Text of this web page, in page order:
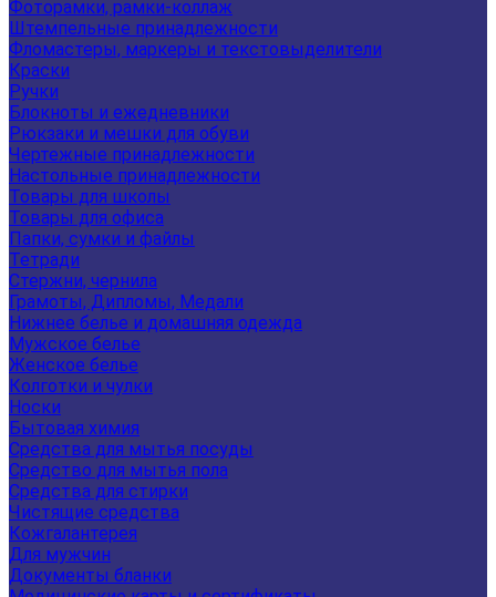
Фоторамки, рамки-коллаж
Штемпельные принадлежности
Фломастеры, маркеры и текстовыделители
Краски
Ручки
Блокноты и ежедневники
Рюкзаки и мешки для обуви
Чертежные принадлежности
Настольные принадлежности
Товары для школы
Товары для офиса
Папки, сумки и файлы
Тетради
Стержни, чернила
Грамоты, Дипломы, Медали
Нижнее белье и домашняя одежда
Мужское белье
Женское белье
Колготки и чулки
Носки
Бытовая химия
Средства для мытья посуды
Средство для мытья пола
Средства для стирки
Чистящие средства
Кожгалантерея
Для мужчин
Документы бланки